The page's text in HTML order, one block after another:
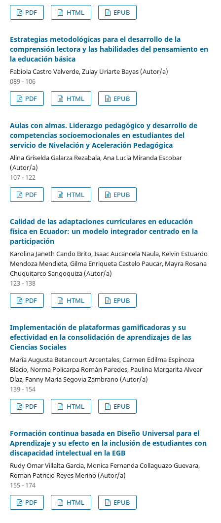
PDF
HTML EPUB
Estrategias metodológicas para el desarrollo de la
comprensión lectora y las habilidades del pensamiento en
la educación básica
Fabiola Castro Valverde, Zulay Uriarte Bayas (Autor/a)
089 - 106
PDF
HTML EPUB
Aulas con almas. Liderazgo pedagógico y desarrollo de
competencias socioemocionales en estudiantes del
servicio de Nivelación y Aceleración Pedagógica
Alina Griselda Galarza Rezabala, Ana Lucia Miranda Escobar
(Autor/a)
107 - 122
PDF
HTML EPUB
Calidad de las adaptaciones curriculares en educación
física en Ecuador: un modelo integrador centrado en la
participación
Karolina Janeth Cando Brito, Isaac Aucancela Naula, Kelvin Estuardo
Mendoza Mendieta, Gilma Enriqueta Castelo Paucar, Mayra Rosana
Chuquitarco Sangoquiza (Autor/a)
123 - 138
PDF
HTML EPUB
Implementación de plataformas gamificadoras y su
efectividad en la consolidación de aprendizajes de las
Ciencias Sociales
María Augusta Betancourt Arcentales, Carmen Edilma Espinoza
Blacio, Norma Policarpa Román Paredes, Paulina Margarita Alvear
Díaz, Fanny María Segovia Zambrano (Autor/a)
139 - 154
PDF
HTML EPUB
Formación continua basada en Diseño Universal para el
Aprendizaje y su efecto en la inclusión de estudiantes con
discapacidad intelectual en la EGB
Rudy Omar Villalta Garcia, Monica Fernanda Collaguazo Guevara,
Roman Patricio Reyes Merino (Autor/a)
155 - 174
PDF
HTML EPUB